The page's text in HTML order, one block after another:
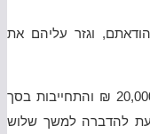
וגזר עליהם את
נאשמת 1 – חברת חזית ניהול: קנס בסך 20,000 ₪ והתחייבות בסך
להדברה למשך שלוש